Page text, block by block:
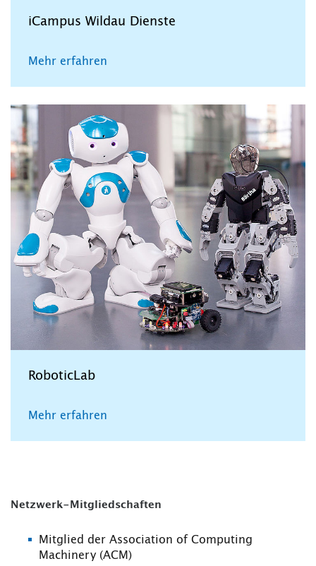
iCampus Wildau Dienste
Mehr erfahren
RoboticLab
Mehr erfahren
Netzwerk-Mitgliedschaften
Mitglied der Association of Computing
Machinery (ACM)